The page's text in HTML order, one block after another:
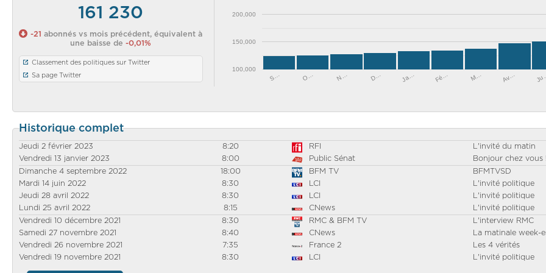
161 230
-21abonnés vs mois précédent, équivalent à
une baisse de-0,01%
Classement des politiques sur Twitter
Sa page Twitter
S… O… N… D… Ja… Fé… M… Av…
100,000
150,000
200,000
Historique complet
Jeudi 2 février 2023 8:20 RFI
L'invité du matin
Vendredi 13 janvier 2023
8:00 Public Sénat
Bonjour chez vous !
Dimanche 4 septembre 2022
18:00 BFM TV
BFMTVSD
Mardi 14 juin 2022
8:30 LCI
L'invité politique
Jeudi 28 avril 2022
8:30 LCI
L'invité politique
Lundi 25 avril 2022
8:15 CNews
L'invité politique
Vendredi 10 décembre 2021
8:30 RMC & BFM TV
L'interview RMC
Samedi 27 novembre 2021
8:40 CNews
La matinale week-
Vendredi 26 novembre 2021
7:35 France 2
Les 4 vérités
Vendredi 19 novembre 2021
8:30 LCI L'invité politique